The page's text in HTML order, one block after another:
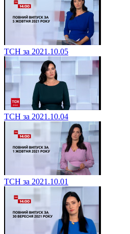
ТСН за 2021.10.05
ТСН за 2021.10.04
ТСН за 2021.10.01